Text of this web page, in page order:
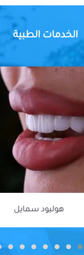
الخدمات الطبية
هوليود سمايل